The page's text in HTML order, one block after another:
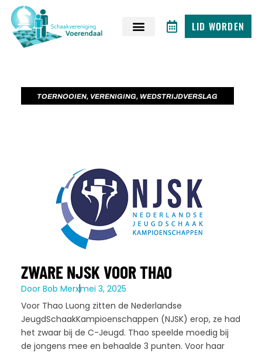
LID WORDEN
TOERNOOIEN, VERENIGING, WEDSTRIJDVERSLAG
ZWARE NJSK VOOR THAO
DoorBob Merxmei 3, 2025
Voor Thao Luong zitten de Nederlandse
JeugdSchaakKampioenschappen (NJSK) erop, ze had
het zwaar bij de C-Jeugd. Thao speelde moedig bij
de jongens mee en behaalde 3 punten. Voor haar